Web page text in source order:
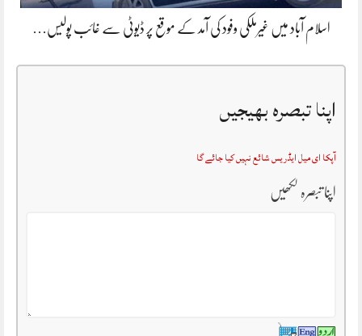
اسلام آباد میں غیرملکی وفود کی آمد کے موقع پر ڈیوٹی سے غائب پولیس…
اپنا تبصرہ بھیجیں
آپکا ای میل ایڈریس شائع نہیں کیا جائے گا
اپنا تبصرہ لکھیں